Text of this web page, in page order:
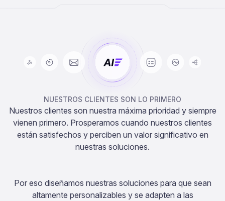
NUESTROS CLIENTES SON LO PRIMERO
Nuestros clientes son nuestra máxima prioridad y siempre
vienen primero. Prosperamos cuando nuestros clientes
están satisfechos y perciben un valor significativo en
nuestras soluciones.
Por eso diseñamos nuestras soluciones para que sean
altamente personalizables y se adapten a las